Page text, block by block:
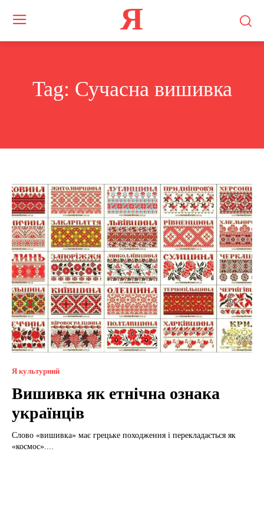
Я
Tag: Сучасна вишивка
Я культурний
Вишивка як етнічна ознака
українців
Слово «вишивка» має грецьке походження і перекладається як
«космос»....